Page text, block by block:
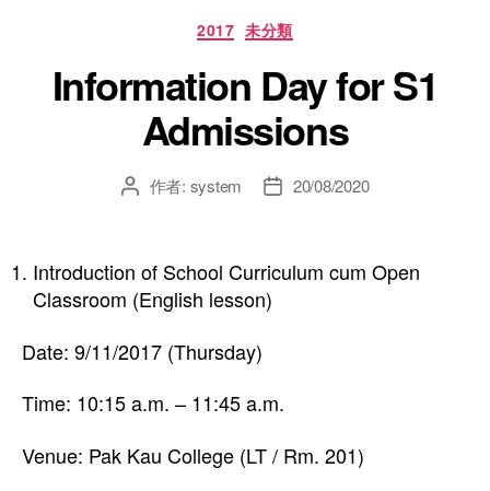
2017 未分類
Information Day for S1
Admissions
作者: system 20/08/2020
Introduction of School Curriculum cum Open
Classroom (English lesson)
Date: 9/11/2017 (Thursday)
Time: 10:15 a.m. – 11:45 a.m.
Venue: Pak Kau College (LT / Rm. 201)